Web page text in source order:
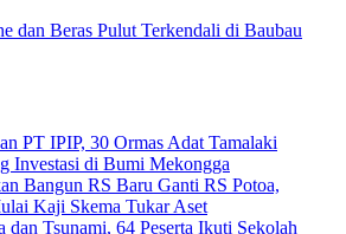
dan Beras Pulut Terkendali di Baubau
PT IPIP, 30 Ormas Adat Tamalaki
Investasi di Bumi Mekongga
Bangun RS Baru Ganti RS Potoa,
Kaji Skema Tukar Aset
dan Tsunami, 64 Peserta Ikuti Sekolah